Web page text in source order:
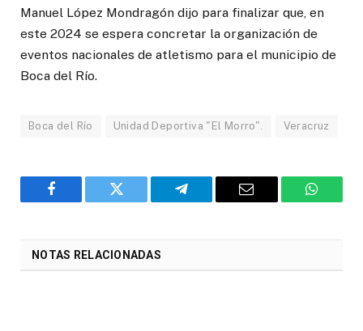
Manuel López Mondragón dijo para finalizar que, en
este 2024 se espera concretar la organización de
eventos nacionales de atletismo para el municipio de
Boca del Río.
Boca del Río Unidad Deportiva "El Morro". Veracruz
Facebook Twitter Telegram Email
NOTAS RELACIONADAS